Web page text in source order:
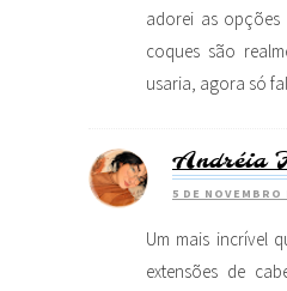
adorei as opções
coques são
usaria, agora só
Andréia
5 DE NOVEMBRO
Um mais incrível
extensões de